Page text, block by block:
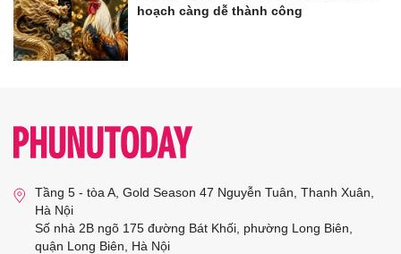
hoạch càng dễ thành công
Tầng 5 - tòa A, Gold Season 47 Nguyễn Tuân, Thanh Xuân,
Hà Nội
Số nhà 2B ngõ 175 đường Bát Khối, phường Long Biên,
quận Long Biên, Hà Nội